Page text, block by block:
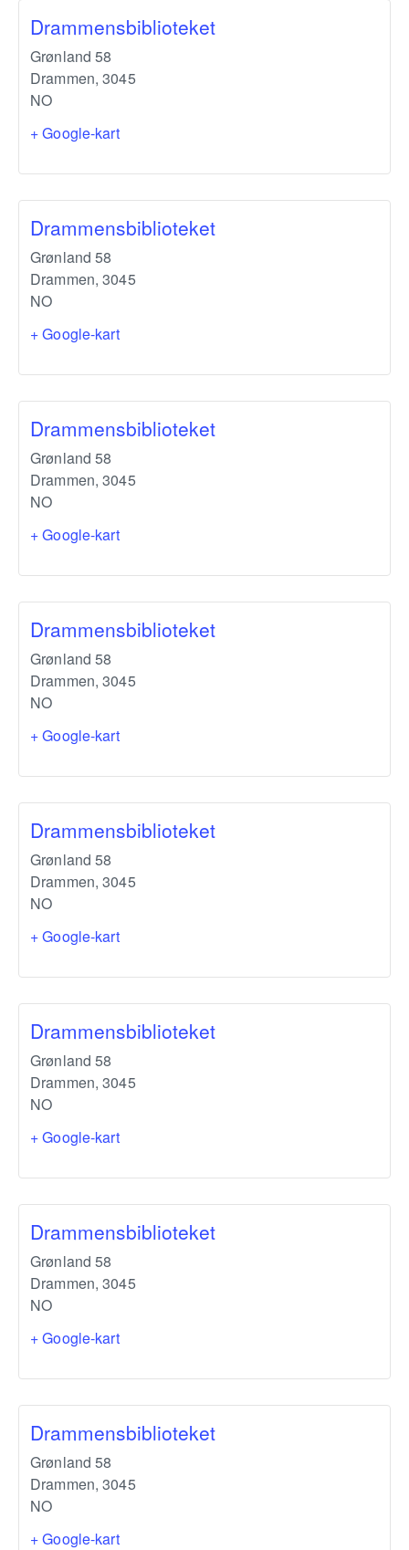
Drammensbiblioteket
Grønland 58
Drammen, 3045
NO
+ Google-kart
Drammensbiblioteket
Grønland 58
Drammen, 3045
NO
+ Google-kart
Drammensbiblioteket
Grønland 58
Drammen, 3045
NO
+ Google-kart
Drammensbiblioteket
Grønland 58
Drammen, 3045
NO
+ Google-kart
Drammensbiblioteket
Grønland 58
Drammen, 3045
NO
+ Google-kart
Drammensbiblioteket
Grønland 58
Drammen, 3045
NO
+ Google-kart
Drammensbiblioteket
Grønland 58
Drammen, 3045
NO
+ Google-kart
Drammensbiblioteket
Grønland 58
Drammen, 3045
NO
+ Google-kart